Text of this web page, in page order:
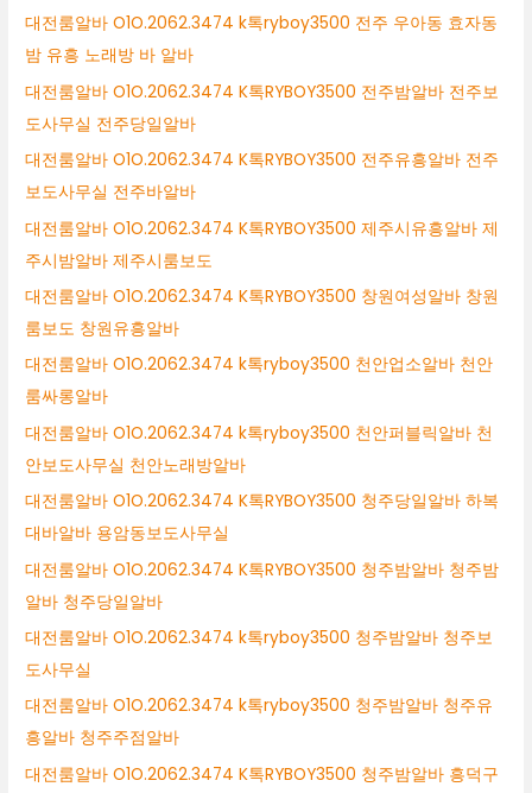
대전룸알바 O1O.2062.3474 k톡ryboy3500 전주 우아동 효자동
밤 유흥 노래방 바 알바
대전룸알바 O1O.2062.3474 K톡RYBOY3500 전주밤알바 전주보
도사무실 전주당일알바
대전룸알바 O1O.2062.3474 K톡RYBOY3500 전주유흥알바 전주
보도사무실 전주바알바
대전룸알바 O1O.2062.3474 K톡RYBOY3500 제주시유흥알바 제
주시밤알바 제주시룸보도
대전룸알바 O1O.2062.3474 K톡RYBOY3500 창원여성알바 창원
룸보도 창원유흥알바
대전룸알바 O1O.2062.3474 k톡ryboy3500 천안업소알바 천안
룸싸롱알바
대전룸알바 O1O.2062.3474 k톡ryboy3500 천안퍼블릭알바 천
안보도사무실 천안노래방알바
대전룸알바 O1O.2062.3474 K톡RYBOY3500 청주당일알바 하복
대바알바 용암동보도사무실
대전룸알바 O1O.2062.3474 K톡RYBOY3500 청주밤알바 청주밤
알바 청주당일알바
대전룸알바 O1O.2062.3474 k톡ryboy3500 청주밤알바 청주보
도사무실
대전룸알바 O1O.2062.3474 k톡ryboy3500 청주밤알바 청주유
흥알바 청주주점알바
대전룸알바 O1O.2062.3474 K톡RYBOY3500 청주밤알바 흥덕구